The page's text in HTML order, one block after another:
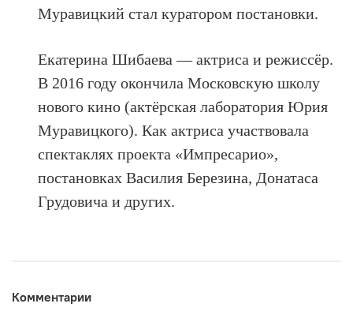
Муравицкий стал куратором постановки.
Екатерина Шибаева — актриса и режиссёр.
В 2016 году окончила Московскую школу
нового кино (актёрская лаборатория Юрия
Муравицкого). Как актриса участвовала
спектаклях проекта «Импресарио»,
постановках Василия Березина, Донатаса
Грудовича и других.
Комментарии